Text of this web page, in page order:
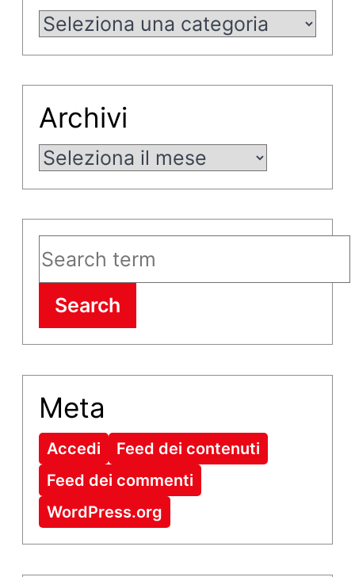
Categorie
Archivi
Archivi
Search
Meta
Accedi
Feed dei contenuti
Feed dei commenti
WordPress.org